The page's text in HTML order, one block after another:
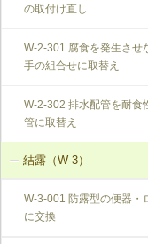
の取付け直し
W-2-301 腐食を発生させ
手の組合せに取替え
W-2-302 排水配管を耐食
管に取替え
結露（W-3）
W-3-001 防露型の便器・
に交換